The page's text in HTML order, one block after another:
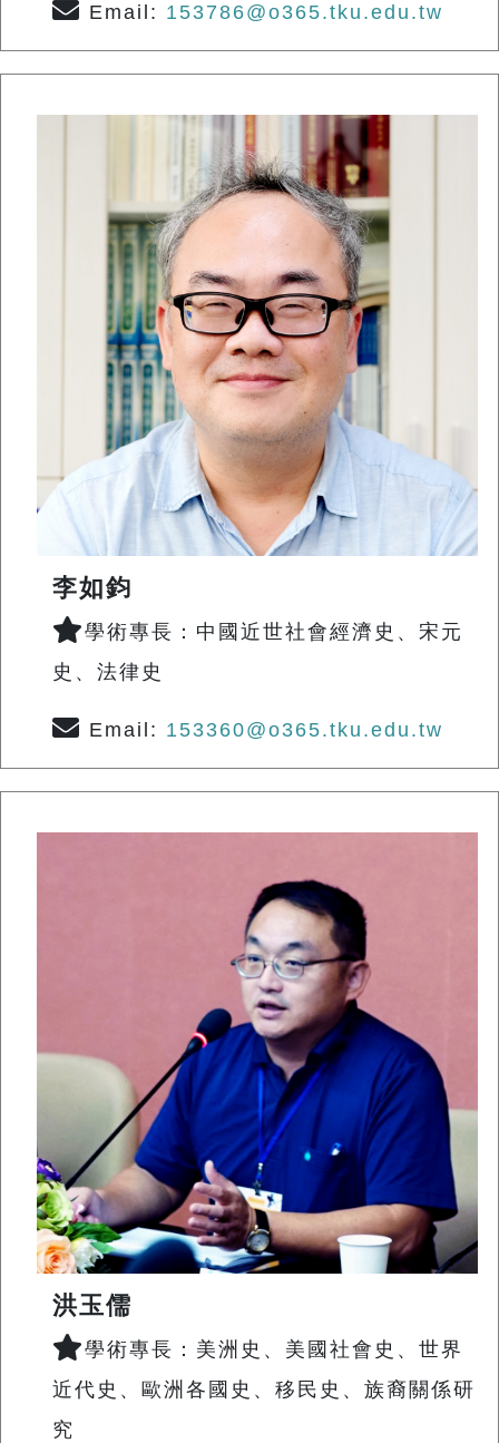
Email: 153786@o365.tku.edu.tw
李如鈞
學術專長：中國近世社會經濟史、宋元
史、法律史
Email: 153360@o365.tku.edu.tw
洪玉儒
學術專長：美洲史、美國社會史、世界
近代史、歐洲各國史、移民史、族裔關係研
究